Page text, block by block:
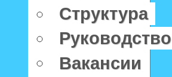
Структура
Руководство
Вакансии